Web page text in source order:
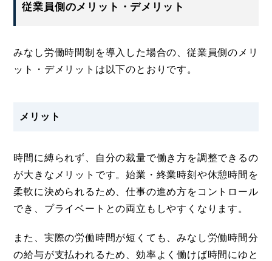
従業員側のメリット・デメリット
みなし労働時間制を導入した場合の、従業員側のメリ
ット・デメリットは以下のとおりです。
メリット
時間に縛られず、自分の裁量で働き方を調整できるの
が大きなメリットです。始業・終業時刻や休憩時間を
柔軟に決められるため、仕事の進め方をコントロール
でき、プライベートとの両立もしやすくなります。
また、実際の労働時間が短くても、みなし労働時間分
の給与が支払われるため、効率よく働けば時間にゆと